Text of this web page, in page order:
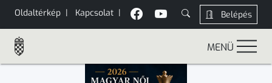
Oldaltérkép | Kapcsolat | Belépés
MENÜ